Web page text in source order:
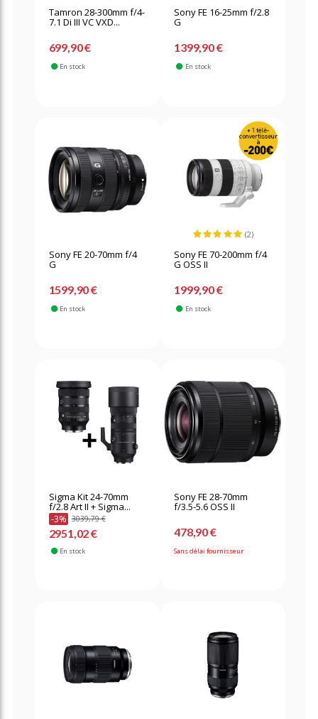
Tamron 28-300mm f/4-
7.1 Di III VC VXD...
699,90 €
En stock
Sony FE 16-25mm f/2.8
G
1399,90 €
En stock
Sony FE 20-70mm f/4
G
1599,90 €
En stock
(2)
Sony FE 70-200mm f/4
G OSS II
1999,90 €
En stock
Sigma Kit 24-70mm
f/2.8 Art II + Sigma...
-3% 3039,79 €
2951,02 €
En stock
Sony FE 28-70mm
f/3.5-5.6 OSS II
478,90 €
Sans délai fournisseur